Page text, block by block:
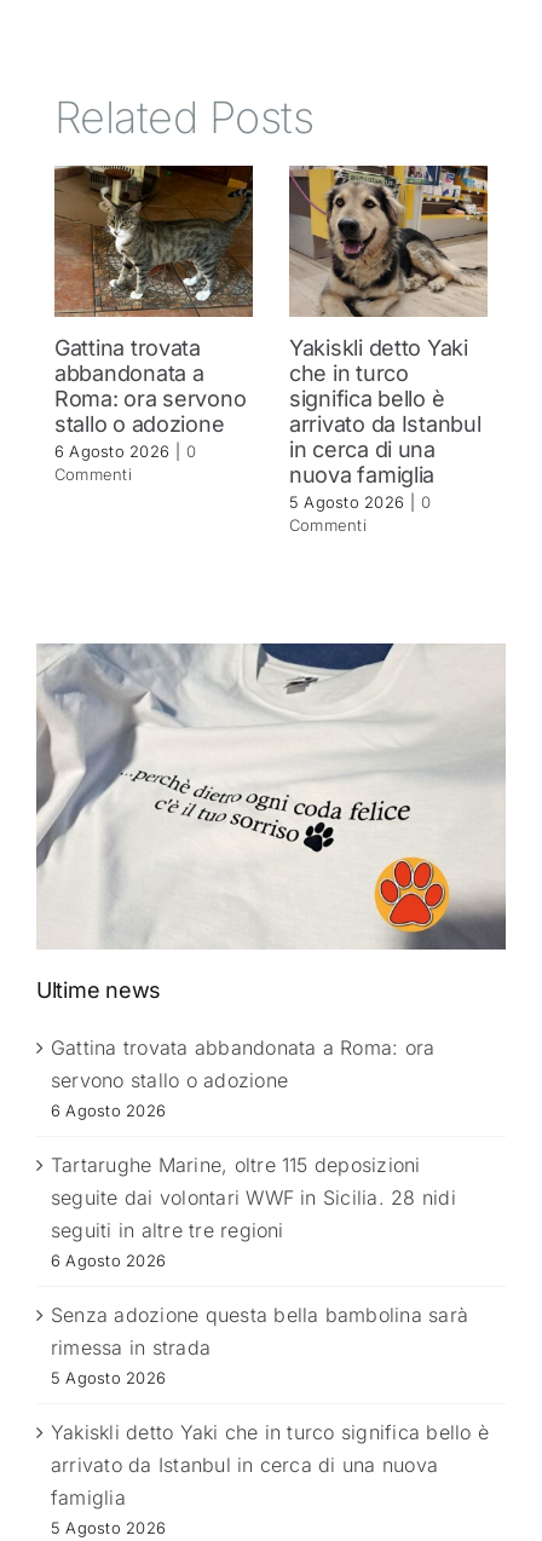
Related Posts
Gattina trovata
abbandonata a
Roma: ora servono
stallo o adozione
6 Agosto 2026
0
Commenti
Yakiskli detto Yaki
che in turco
significa bello è
arrivato da Istanbul
in cerca di una
nuova famiglia
5 Agosto 2026
0
Commenti
Ultime news
Gattina trovata abbandonata a Roma: ora
servono stallo o adozione
6 Agosto 2026
Tartarughe Marine, oltre 115 deposizioni
seguite dai volontari WWF in Sicilia. 28 nidi
seguiti in altre tre regioni
6 Agosto 2026
Senza adozione questa bella bambolina sarà
rimessa in strada
5 Agosto 2026
Yakiskli detto Yaki che in turco significa bello è
arrivato da Istanbul in cerca di una nuova
famiglia
5 Agosto 2026